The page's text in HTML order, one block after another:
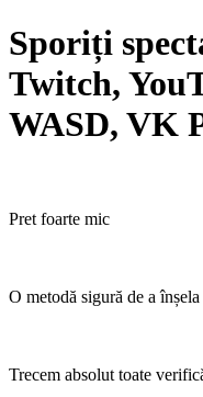
Sporiți
Twitch,
WASD, VK
Pret foarte mic
O metodă sigură de a înșela
Trecem absolut toate